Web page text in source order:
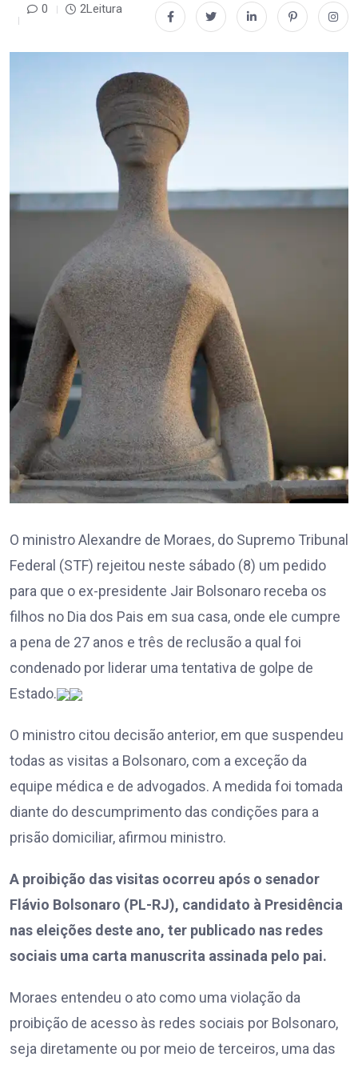
0 2Leitura
O ministro Alexandre de Moraes, do Supremo Tribunal
Federal (STF) rejeitou neste sábado (8) um pedido
para que o ex-presidente Jair Bolsonaro receba os
filhos no Dia dos Pais em sua casa, onde ele cumpre
a pena de 27 anos e três de reclusão a qual foi
condenado por liderar uma tentativa de golpe de
Estado.
O ministro citou decisão anterior, em que suspendeu
todas as visitas a Bolsonaro, com a exceção da
equipe médica e de advogados. A medida foi tomada
diante do descumprimento das condições para a
prisão domiciliar, afirmou ministro.
A proibição das visitas ocorreu após o senador
Flávio Bolsonaro (PL-RJ), candidato à Presidência
nas eleições deste ano, ter publicado nas redes
sociais uma carta manuscrita assinada pelo pai.
Moraes entendeu o ato como uma violação da
proibição de acesso às redes sociais por Bolsonaro,
seja diretamente ou por meio de terceiros, uma das